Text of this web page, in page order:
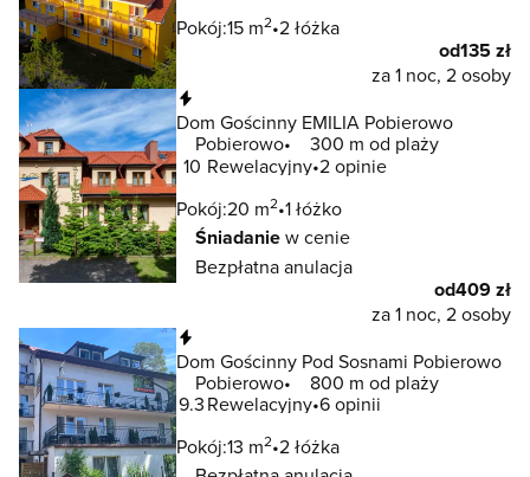
Pokój:15 m2 2 łóżka
od135 zł
za 1 noc, 2 osoby
Dom Gościnny EMILIA Pobierowo
Pobierowo
300 m od plaży
10 Rewelacyjny 2 opinie
Pokój:20 m2 1 łóżko
Śniadaniew cenie
Bezpłatna anulacja
od409 zł
za 1 noc, 2 osoby
Dom Gościnny Pod Sosnami Pobierowo
Pobierowo
800 m od plaży
9.3Rewelacyjny 6 opinii
Pokój:13 m2 2 łóżka